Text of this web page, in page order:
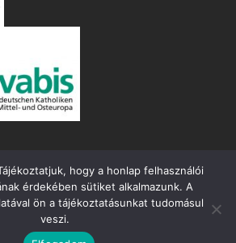
Copyright ©2026 mente.hu
hogy a honlap felhasználói
érdekében sütiket alkalmazunk. A
ön a tájékoztatásunkat tudomásul
veszi.